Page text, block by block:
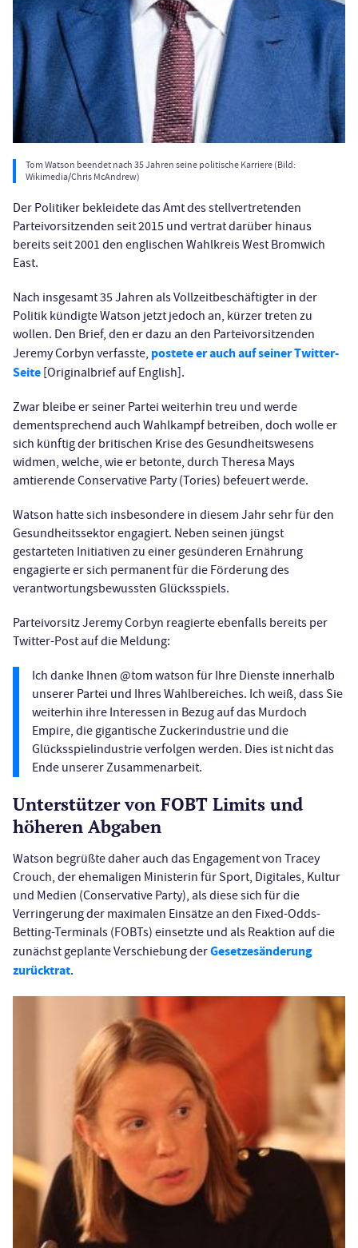
Tom Watson beendet nach 35 Jahren seine politische Karriere (Bild:
Wikimedia/Chris McAndrew)
Der Politiker bekleidete das Amt des stellvertretenden
Parteivorsitzenden seit 2015 und vertrat darüber hinaus
bereits seit 2001 den englischen Wahlkreis West Bromwich
East.
Nach insgesamt 35 Jahren als Vollzeitbeschäftigter in der
Politik kündigte Watson jetzt jedoch an, kürzer treten zu
wollen. Den Brief, den er dazu an den Parteivorsitzenden
Jeremy Corbyn verfasste, postete er auch auf seiner Twitter-
Seite [Originalbrief auf English].
Zwar bleibe er seiner Partei weiterhin treu und werde
dementsprechend auch Wahlkampf betreiben, doch wolle er
sich künftig der britischen Krise des Gesundheitswesens
widmen, welche, wie er betonte, durch Theresa Mays
amtierende Conservative Party (Tories) befeuert werde.
Watson hatte sich insbesondere in diesem Jahr sehr für den
Gesundheitssektor engagiert. Neben seinen jüngst
gestarteten Initiativen zu einer gesünderen Ernährung
engagierte er sich permanent für die Förderung des
verantwortungsbewussten Glücksspiels.
Parteivorsitz Jeremy Corbyn reagierte ebenfalls bereits per
Twitter-Post auf die Meldung:
Ich danke Ihnen @tom watson für Ihre Dienste innerhalb
unserer Partei und Ihres Wahlbereiches. Ich weiß, dass Sie
weiterhin ihre Interessen in Bezug auf das Murdoch
Empire, die gigantische Zuckerindustrie und die
Glücksspielindustrie verfolgen werden. Dies ist nicht das
Ende unserer Zusammenarbeit.
Unterstützer von FOBT Limits und
höheren Abgaben
Watson begrüßte daher auch das Engagement von Tracey
Crouch, der ehemaligen Ministerin für Sport, Digitales, Kultur
und Medien (Conservative Party), als diese sich für die
Verringerung der maximalen Einsätze an den Fixed-Odds-
Betting-Terminals (FOBTs) einsetzte und als Reaktion auf die
zunächst geplante Verschiebung derGesetzesänderung
zurücktrat.